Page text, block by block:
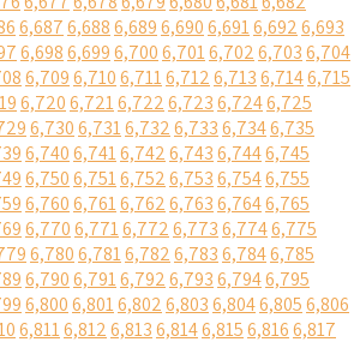
6,6876,6886,6896,6906,6916,6926,693
6,6986,6996,7006,7016,7026,7036,704
6,7096,7106,7116,7126,7136,7146,715
6,7206,7216,7226,7236,7246,725
6,7306,7316,7326,7336,7346,735
6,7406,7416,7426,7436,7446,745
6,7506,7516,7526,7536,7546,755
6,7606,7616,7626,7636,7646,765
6,7706,7716,7726,7736,7746,775
6,7806,7816,7826,7836,7846,785
6,7906,7916,7926,7936,7946,795
6,8006,8016,8026,8036,8046,8056,806
6,8116,8126,8136,8146,8156,8166,817